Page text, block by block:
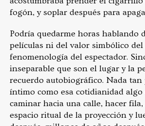
fogón, y soplar después para
Podría quedarme horas hablando
películas ni del valor simbólico
fenomenología del espectador.
inseparable que son el lugar y la
recuerdo autobiográfico. Nada tan
íntimo como esa cotidianidad
caminar hacia una calle, hacer
espacio ritual de la proyección y